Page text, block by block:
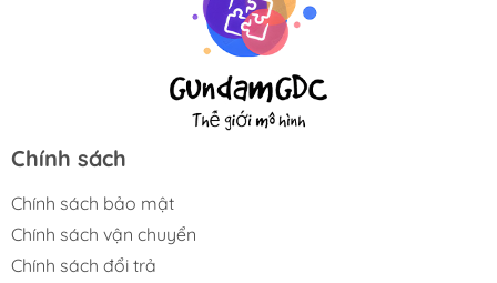
Chính sách
Chính sách bảo mật
Chính sách vận chuyển
Chính sách đổi trả